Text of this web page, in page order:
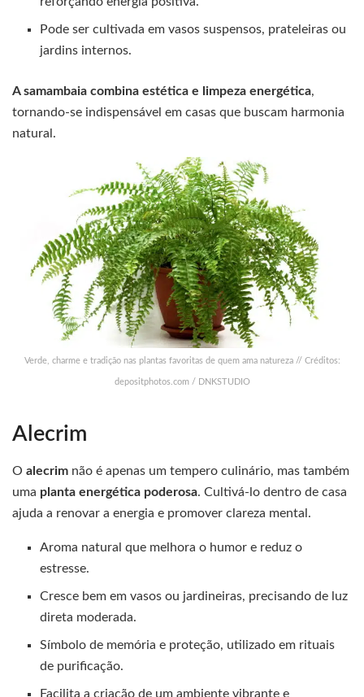
Pode ser cultivada em vasos suspensos, prateleiras ou
jardins internos.
A samambaia combina estética e limpeza energética,
tornando-se indispensável em casas que buscam harmonia
natural.
Verde, charme e tradição nas plantas favoritas de quem ama natureza // Créditos:
depositphotos.com / DNKSTUDIO
Alecrim
O alecrim não é apenas um tempero culinário, mas também
uma planta energética poderosa. Cultivá-lo dentro de casa
ajuda a renovar a energia e promover clareza mental.
Aroma natural que melhora o humor e reduz o
estresse.
Cresce bem em vasos ou jardineiras, precisando de luz
direta moderada.
Símbolo de memória e proteção, utilizado em rituais
de purificação.
Facilita a criação de um ambiente vibrante e